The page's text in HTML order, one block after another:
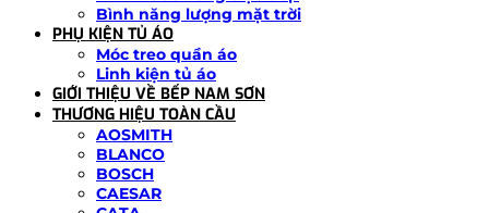
Bình năng lượng mặt trời
PHỤ KIỆN TỦ ÁO
Móc treo quần áo
Linh kiện tủ áo
GIỚI THIỆU VỀ BẾP NAM SƠN
THƯƠNG HIỆU TOÀN CẦU
AOSMITH
BLANCO
BOSCH
CAESAR